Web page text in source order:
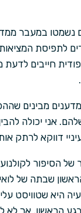
נשמטו במעבר
לתפיסת
חייבים
מבינים
אני יכולה
דווקא לרתק
של הסיפור
שבתה של
היא שטוויסט